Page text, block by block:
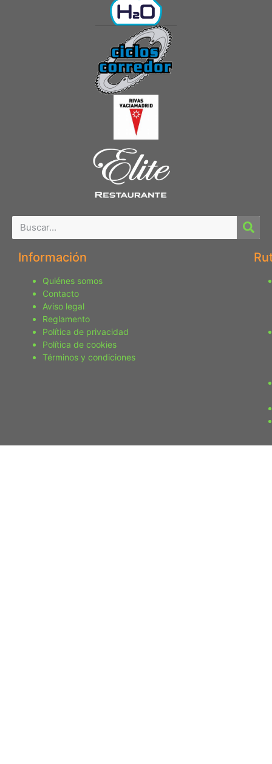
Información
Quiénes somos
Contacto
Aviso legal
Reglamento
Política de privacidad
Política de cookies
Términos y condiciones